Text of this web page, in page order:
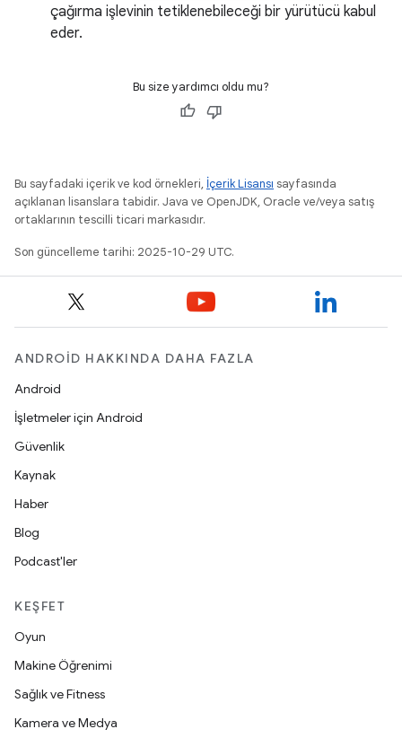
çağırma işlevinin tetiklenebileceği bir yürütücü kabul
eder.
Bu size yardımcı oldu mu?
Bu sayfadaki içerik ve kod örnekleri, İçerik Lisansı sayfasında
açıklanan lisanslara tabidir. Java ve OpenJDK, Oracle ve/veya satış
ortaklarının tescilli ticari markasıdır.
Son güncelleme tarihi: 2025-10-29 UTC.
ANDROID HAKKINDA DAHA FAZLA
Android
İşletmeler için Android
Güvenlik
Kaynak
Haber
Blog
Podcast'ler
KEŞFET
Oyun
Makine Öğrenimi
Sağlık ve Fitness
Kamera ve Medya